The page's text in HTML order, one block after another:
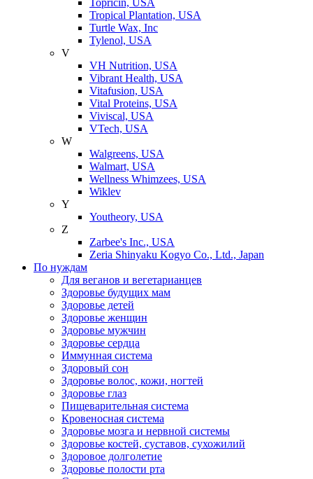
Topricin, USA
Tropical Plantation, USA
Turtle Wax, Inc
Tylenol, USA
V
VH Nutrition, USA
Vibrant Health, USA
Vitafusion, USA
Vital Proteins, USA
Viviscal, USA
VTech, USA
W
Walgreens, USA
Walmart, USA
Wellness Whimzees, USA
Wiklev
Y
Youtheory, USA
Z
Zarbee's Inc., USA
Zeria Shinyaku Kogyo Co., Ltd., Japan
По нуждам
Для веганов и вегетарианцев
Здоровье будущих мам
Здоровье детей
Здоровье женщин
Здоровье мужчин
Здоровье сердца
Иммунная система
Здоровый сон
Здоровье волос, кожи, ногтей
Здоровье глаз
Пищеварительная система
Кровеносная система
Здоровье мозга и нервной системы
Здоровье костей, суставов, сухожилий
Здоровое долголетие
Здоровье полости рта